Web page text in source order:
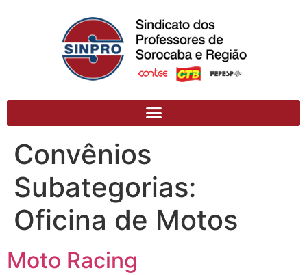
Convênios
Subategorias:
Oficina de Motos
Moto Racing